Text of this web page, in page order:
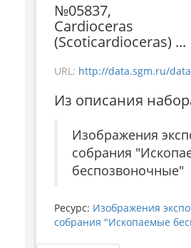
№05837,
Cardioceras
(Scoticardioceras) ...
URL: http://data.sgm.ru/dataset/187b9a71-4c85-43ec-99fe-080bdf792007/resource/3f6a4bb8-dd7e-
Из описания
Изображения
собрания
беспозвоночные"
Ресурс: Изображения
собрания "Ископаемые